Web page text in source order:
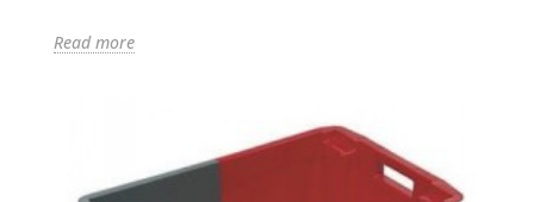
Read more